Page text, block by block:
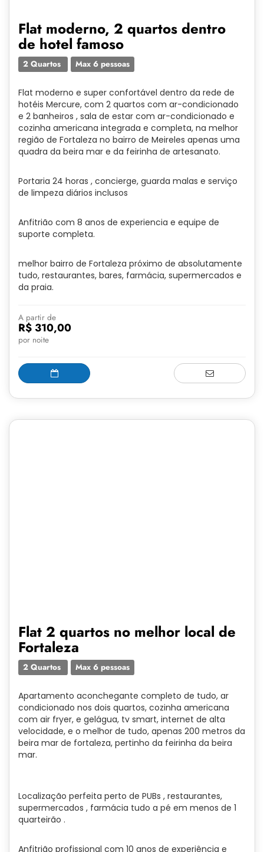
Flat moderno, 2 quartos dentro
de hotel famoso
2 Quartos Max 6 pessoas
Flat moderno e super confortável dentro da rede de
hotéis Mercure, com 2 quartos com ar-condicionado
e 2 banheiros , sala de estar com ar-condicionado e
cozinha americana integrada e completa, na melhor
região de Fortaleza no bairro de Meireles apenas uma
quadra da beira mar e da feirinha de artesanato.
Portaria 24 horas , concierge, guarda malas e serviço
de limpeza diários inclusos
Anfitrião com 8 anos de experiencia e equipe de
suporte completa.
melhor bairro de Fortaleza próximo de absolutamente
tudo, restaurantes, bares, farmácia, supermercados e
da praia.
A partir de
R$ 310,00
por noite
Flat 2 quartos no melhor local de
Fortaleza
2 Quartos Max 6 pessoas
Apartamento aconchegante completo de tudo, ar
condicionado nos dois quartos, cozinha americana
com air fryer, e gelágua, tv smart, internet de alta
velocidade, e o melhor de tudo, apenas 200 metros da
beira mar de fortaleza, pertinho da feirinha da beira
mar.
Localização perfeita perto de PUBs , restaurantes,
supermercados , farmácia tudo a pé em menos de 1
quarteirão .
Anfitrião profissional com 10 anos de experiência e